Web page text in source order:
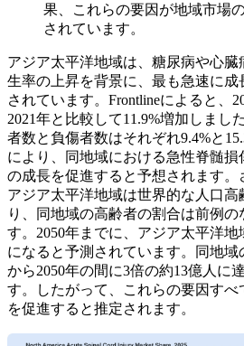
果、これらの要因が地域市場
されています。
アジア太平洋地域は、糖尿病や心
生率の上昇を背景に、最も急速に成
されています。Frontlineによると、
2021年と比較して11.9%増加しまし
者数と負傷者数はそれぞれ9.4%と
により、同地域における急性脊髄
の成長を促進すると予想されます。
アジア太平洋地域は世界的な人口
り、同地域の高齢者の割合は前例の
す。2050年までに、アジア太平洋地
になると予測されています。同地域
から2050年の間に3倍の約13億人に
す。したがって、これらの要因す
を促進すると推定されます。